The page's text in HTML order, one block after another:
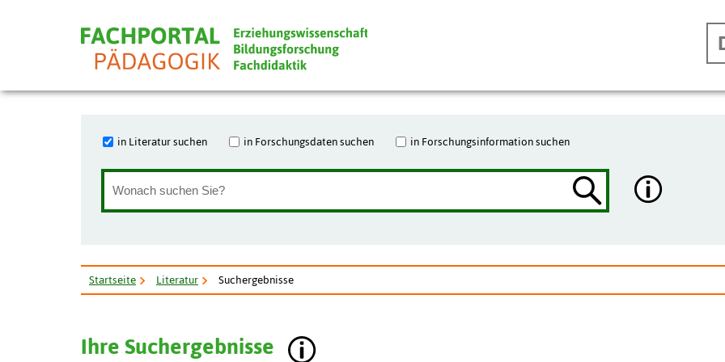
in Literatur suchen in Forschungsdaten suchen in Forschungsinformation suchen
Startseite Literatur Suchergebnisse
Ihre Suchergebnisse